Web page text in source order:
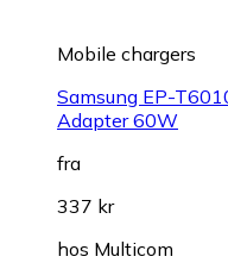
Mobile chargers
Samsung EP-
Adapter 60W
fra
337 kr
hos Multicom